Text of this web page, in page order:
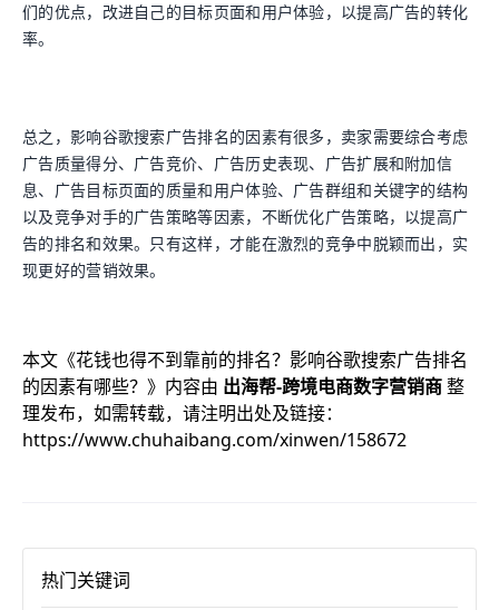
们的优点，改进自己的目标页面和用户体验，以提高广告的转化
率。
总之，影响谷歌搜索广告排名的因素有很多，卖家需要综合考虑
广告质量得分、广告竞价、广告历史表现、广告扩展和附加信
息、广告目标页面的质量和用户体验、广告群组和关键字的结构
以及竞争对手的广告策略等因素，不断优化广告策略，以提高广
告的排名和效果。只有这样，才能在激烈的竞争中脱颖而出，实
现更好的营销效果。
本文《花钱也得不到靠前的排名？影响谷歌搜索广告排名
的因素有哪些？ 》内容由 出海帮-跨境电商数字营销商整
理发布，如需转载，请注明出处及链接：
https://www.chuhaibang.com/xinwen/158672
热门关键词